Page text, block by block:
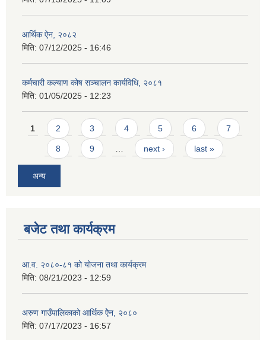
आर्थिक ऐन, २०८२
मिति: 07/12/2025 - 16:46
कर्मचारी कल्याण कोष सञ्चालन कार्यविधि, २०८१
मिति: 01/05/2025 - 12:23
Pages
1 2 3 4 5 6 7
8 9 next › last »
अन्य
बजेट तथा कार्यक्रम
आ.व. २०८०-८१ को योजना तथा कार्यक्रम
मिति: 08/21/2023 - 12:59
अरुण गाउँपालिकाको आर्थिक ऐेन, २०८०
मिति: 07/17/2023 - 16:57